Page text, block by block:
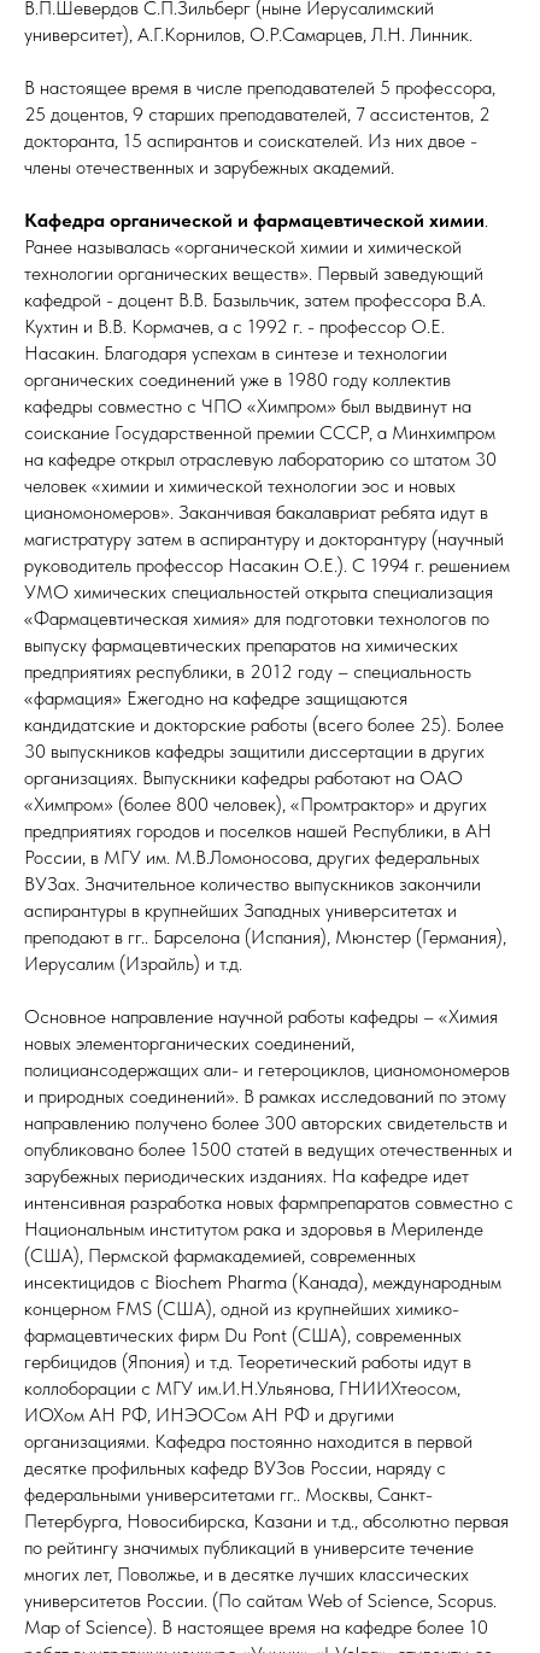
В.П.Шевердов С.П.Зильберг (ныне Йерусалимский
университет), А.Г.Корнилов, О.Р.Самарцев, Л.Н. Линник.
В настоящее время в числе преподавателей 5 профессора,
25 доцентов, 9 старших преподавателей, 7 ассистентов, 2
докторанта, 15 аспирантов и соискателей. Из них двое -
члены отечественных и зарубежных академий.
Кафедра органической и фармацевтической химии.
Ранее называлась «органической химии и химической
технологии органических веществ». Первый заведующий
кафедрой - доцент В.В. Базыльчик, затем профессора В.А.
Кухтин и В.В. Кормачев, а с 1992 г. - профессор О.Е.
Насакин. Благодаря успехам в синтезе и технологии
органических соединений уже в 1980 году коллектив
кафедры совместно с ЧПО «Химпром» был выдвинут на
соискание Государственной премии СССР, а Минхимпром
на кафедре открыл отраслевую лабораторию со штатом 30
человек «химии и химической технологии эос и новых
цианомономеров». Заканчивая бакалавриат ребята идут в
магистратуру затем в аспирантуру и докторантуру (научный
руководитель профессор Насакин О.Е.). С 1994 г. решением
УМО химических специальностей открыта специализация
«Фармацевтическая химия» для подготовки технологов по
выпуску фармацевтических препаратов на химических
предприятиях республики, в 2012 году – специальность
«фармация» Ежегодно на кафедре защищаются
кандидатские и докторские работы (всего более 25). Более
30 выпускников кафедры защитили диссертации в других
организациях. Выпускники кафедры работают на ОАО
«Химпром» (более 800 человек), «Промтрактор» и других
предприятиях городов и поселков нашей Республики, в АН
России, в МГУ им. М.В.Ломоносова, других федеральных
ВУЗах. Значительное количество выпускников закончили
аспирантуры в крупнейших Западных университетах и
преподают в гг.. Барселона (Испания), Мюнстер (Германия),
Иерусалим (Израйль) и т.д.
Основное направление научной работы кафедры – «Химия
новых элементорганических соединений,
полициансодержащих али- и гетероциклов, цианомономеров
и природных соединений». В рамках исследований по этому
направлению получено более 300 авторских свидетельств и
опубликовано более 1500 статей в ведущих отечественных и
зарубежных периодических изданиях. На кафедре идет
интенсивная разработка новых фармпрепаратов совместно с
Национальным институтом рака и здоровья в Мериленде
(США), Пермской фармакадемией, современных
инсектицидов с Biochem Pharma (Канада), международным
концерном FMS (США), одной из крупнейших химико-
фармацевтических фирм Du Pont (США), современных
гербицидов (Япония) и т.д. Теоретический работы идут в
коллоборации с МГУ им.И.Н.Ульянова, ГНИИХтеосом,
ИОХом АН РФ, ИНЭОСом АН РФ и другими
организациями. Кафедра постоянно находится в первой
десятке профильных кафедр ВУЗов России, наряду с
федеральными университетами гг.. Москвы, Санкт-
Петербурга, Новосибирска, Казани и т.д., абсолютно первая
по рейтингу значимых публикаций в университе течение
многих лет, Поволжье, и в десятке лучших классических
университетов России. (По сайтам Web of Science, Scopus.
Map of Science). В настоящее время на кафедре более 10